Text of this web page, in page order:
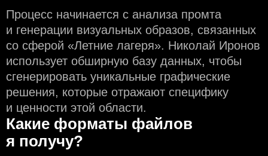
Процесс начинается с анализа промта
и генерации визуальных образов, связанных
со сферой «Летние лагеря». Николай Иронов
использует обширную базу данных, чтобы
сгенерировать уникальные графические
решения, которые отражают специфику
и ценности этой области.
Какие форматы файлов
я получу?